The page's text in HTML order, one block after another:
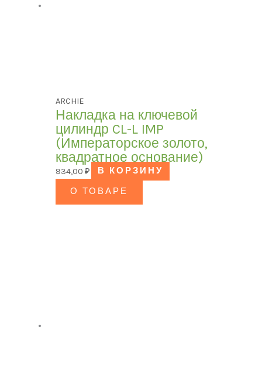
ARCHIE
Накладка на ключевой
цилиндр CL-L IMP
(Императорское золото,
квадратное основание)
934,00₽
В КОРЗИНУ
О ТОВАРЕ